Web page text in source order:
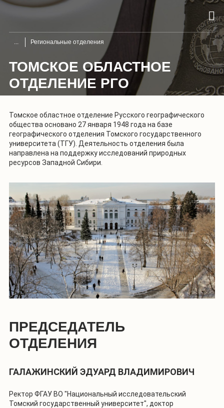
Региональные отделения
ТОМСКОЕ ОБЛАСТНОЕ
ОТДЕЛЕНИЕ РГО
Томское областное отделение Русского географического
общества основано 27 января 1948 года на базе
географического отделения Томского государственного
университета (ТГУ). Деятельность отделения была
направлена на поддержку исследований природных
ресурсов Западной Сибири.
ПРЕДСЕДАТЕЛЬ
ОТДЕЛЕНИЯ
ГАЛАЖИНСКИЙ ЭДУАРД ВЛАДИМИРОВИЧ
Ректор ФГАУ ВО "Национальный исследовательский
Томский государственный университет", доктор